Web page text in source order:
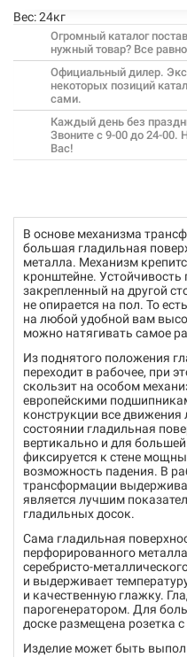
Вес:24кг
Огромный каталог
нужный товар? Все
Официальный дилер.
некоторых позиций
сами.
Каждый день без
Звоните с 9-00 до 24-00.
Вас!
В основе механизма
большая гладильная
металла. Механизм
кронштейне.
закрепленный на другой
не опирается на пол. То
на любой удобной вам
можно натягивать самое
Из поднятого положения
переходит в рабочее, при
скользит на особом
европейскими
конструкции все
состоянии гладильная
вертикально и для
фиксируется к стене
возможность падения. В
трансформации
является лучшим
гладильных досок.
Сама гладильная
перфорированного
серебристо-
и выдерживает
и качественную глажку.
парогенератором. Для
доске размещена розетка
Изделие может быть